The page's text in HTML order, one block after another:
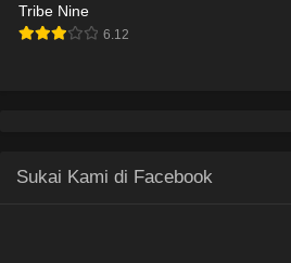
Tribe Nine
6.12
Sukai Kami di Facebook